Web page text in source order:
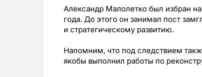
Александр Малолетко был избран
года. До этого он занимал пост
и стратегическому развитию.
Напомним, что под следствием
якобы выполнил работы по